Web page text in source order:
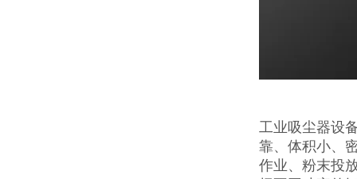
工业吸尘器设
靠、体积小、
作业、粉末投